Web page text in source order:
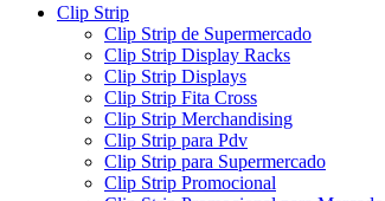
Clip Strip
Clip Strip de Supermercado
Clip Strip Display Racks
Clip Strip Displays
Clip Strip Fita Cross
Clip Strip Merchandising
Clip Strip para Pdv
Clip Strip para Supermercado
Clip Strip Promocional